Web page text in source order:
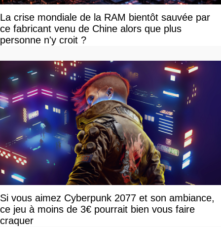
La crise mondiale de la RAM bientôt sauvée par
ce fabricant venu de Chine alors que plus
personne n'y croit ?
Si vous aimez Cyberpunk 2077 et son ambiance,
ce jeu à moins de 3€ pourrait bien vous faire
craquer